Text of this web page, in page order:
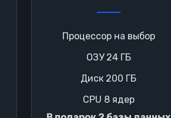
Процессор на выбор
ОЗУ 24 ГБ
Диск 200 ГБ
CPU 8 ядер